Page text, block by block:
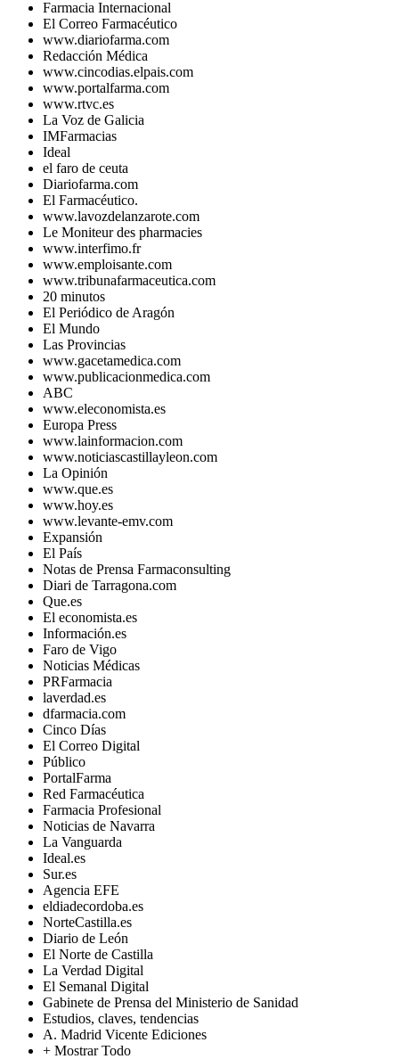
Farmacia Internacional
El Correo Farmacéutico
www.diariofarma.com
Redacción Médica
www.cincodias.elpais.com
www.portalfarma.com
www.rtvc.es
La Voz de Galicia
IMFarmacias
Ideal
el faro de ceuta
Diariofarma.com
El Farmacéutico.
www.lavozdelanzarote.com
Le Moniteur des pharmacies
www.interfimo.fr
www.emploisante.com
www.tribunafarmaceutica.com
20 minutos
El Periódico de Aragón
El Mundo
Las Provincias
www.gacetamedica.com
www.publicacionmedica.com
ABC
www.eleconomista.es
Europa Press
www.lainformacion.com
www.noticiascastillayleon.com
La Opinión
www.que.es
www.hoy.es
www.levante-emv.com
Expansión
El País
Notas de Prensa Farmaconsulting
Diari de Tarragona.com
Que.es
El economista.es
Información.es
Faro de Vigo
Noticias Médicas
PRFarmacia
laverdad.es
dfarmacia.com
Cinco Días
El Correo Digital
Público
PortalFarma
Red Farmacéutica
Farmacia Profesional
Noticias de Navarra
La Vanguarda
Ideal.es
Sur.es
Agencia EFE
eldiadecordoba.es
NorteCastilla.es
Diario de León
El Norte de Castilla
La Verdad Digital
El Semanal Digital
Gabinete de Prensa del Ministerio de Sanidad
Estudios, claves, tendencias
A. Madrid Vicente Ediciones
+ Mostrar Todo